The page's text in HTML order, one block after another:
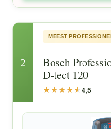
2
MEEST
Bosch
D-tect 120
4,5